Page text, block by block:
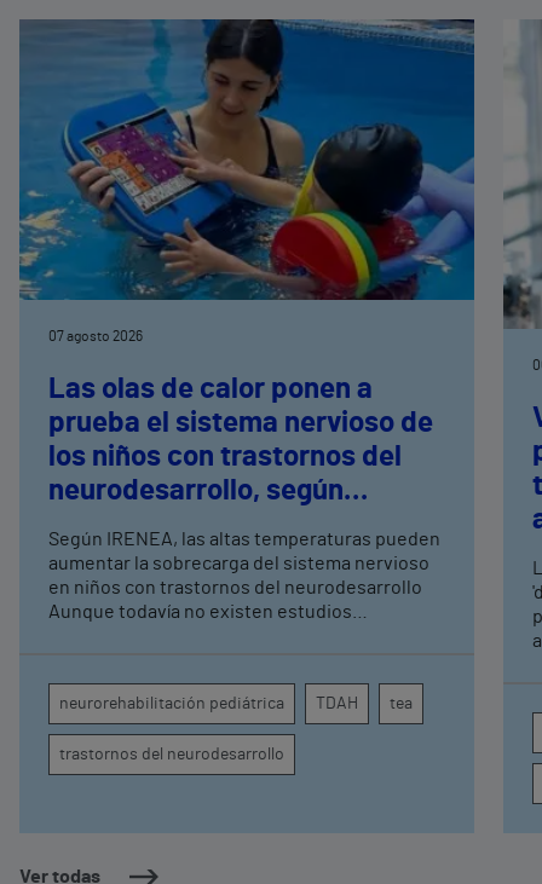
Ver todas
07 agosto 2026
Las olas de calor ponen a
prueba el sistema nervioso de
los niños con trastornos del
neurodesarrollo, según
neurorrehabilitación
pediátrica de Vithas
Según IRENEA, las altas temperaturas pueden
aumentar la sobrecarga del sistema nervioso
en niños con trastornos del neurodesarrollo
Aunque todavía no existen estudios
atención, la regulación emocional y la
conducta
neurorehabilitación pediátrica TDAH tea
trastornos del neurodesarrollo